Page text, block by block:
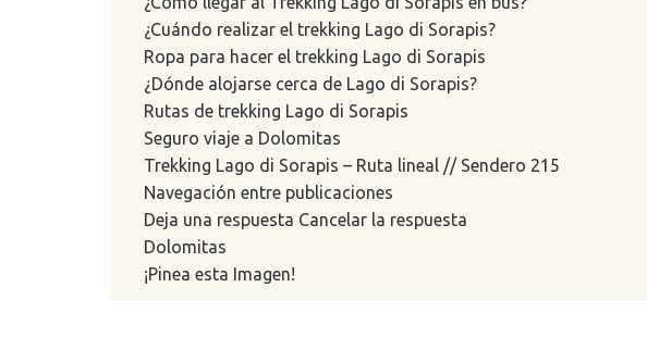
¿Cuándo realizar el trekking Lago di Sorapis?
Ropa para hacer el trekking Lago di Sorapis
¿Dónde alojarse cerca de Lago di Sorapis?
Rutas de trekking Lago di Sorapis
Seguro viaje a Dolomitas
Trekking Lago di Sorapis – Ruta lineal // Sendero 215
Navegación entre publicaciones
Deja una respuesta Cancelar la respuesta
Dolomitas
¡Pinea esta Imagen!